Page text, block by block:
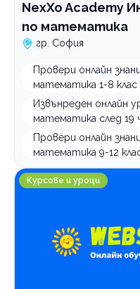
NexXo Academy
по математика
гр. София
Провери онлайн
математика 1-8 клас
Извънреден онлайн
математика след 19
Провери онлайн
математика 9-12
Обучителна
Курсове и уроци